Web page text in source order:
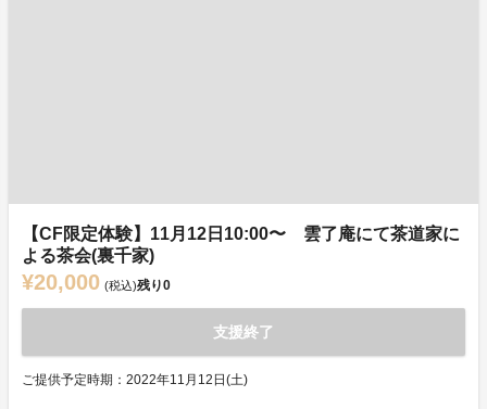
【CF限定体験】11月12日10:00〜 雲了庵にて茶道家に
よる茶会(裏千家)
¥20,000 (税込)残り0
支援終了
ご提供予定時期：2022年11月12日(土)